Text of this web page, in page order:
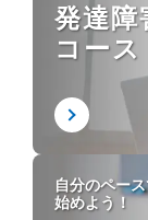
発達障
コース
自分のペー
始めよう！